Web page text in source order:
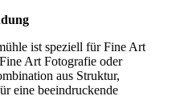
ist speziell für Fine Art
Art Fotografie oder
aus Struktur,
eine beeindruckende